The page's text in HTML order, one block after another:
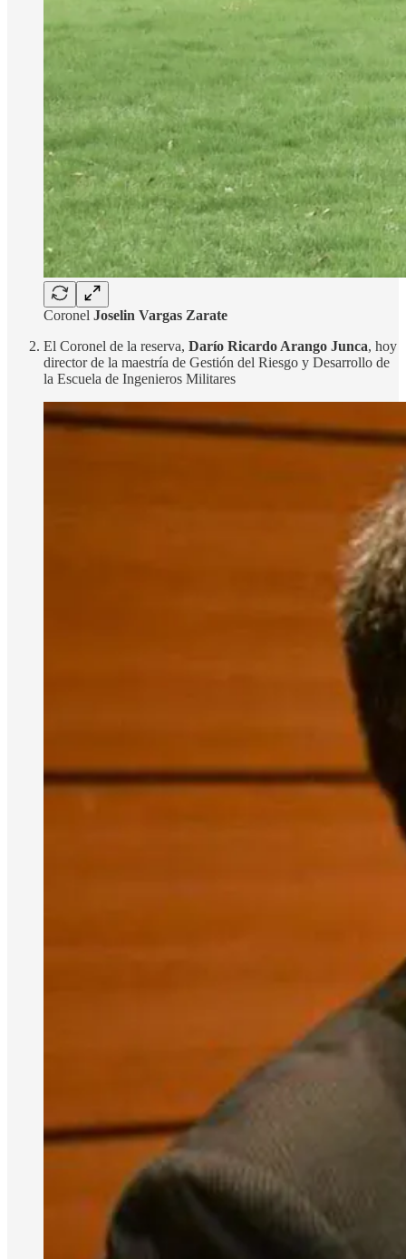
Coronel Joselin Vargas Zarate
El Coronel de la reserva, Darío Ricardo Arango Junca, hoy
director de la maestría de Gestión del Riesgo y Desarrollo de
la Escuela de Ingenieros Militares